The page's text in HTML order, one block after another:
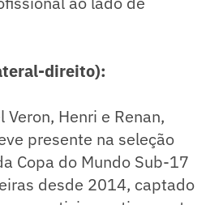
direito):
Henri e Renan,
presente na seleção
Copa do Mundo Sub-17
desde 2014, captado